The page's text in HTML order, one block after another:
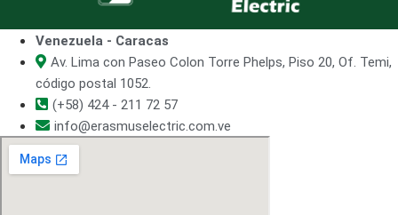
Venezuela - Caracas
Av. Lima con Paseo Colon Torre Phelps, Piso 20, Of. Temi,
código postal 1052.
(+58) 424 - 211 72 57
info@erasmuselectric.com.ve